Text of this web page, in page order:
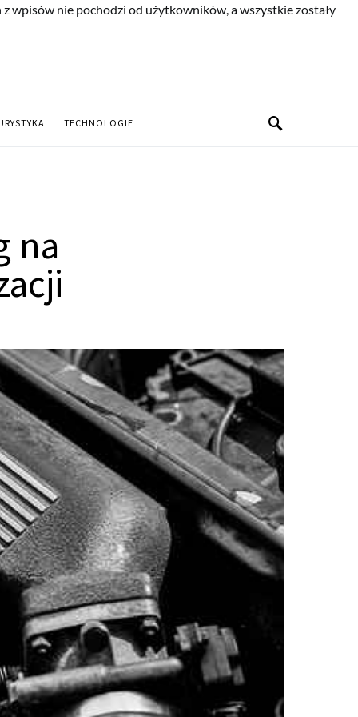
wpisów nie pochodzi od użytkowników, a wszystkie zostały
TECHNOLOGIE
na